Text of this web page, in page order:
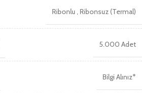
Ribonlu , Ribonsuz (Termal)
5.000 Adet
Bilgi Alınız*